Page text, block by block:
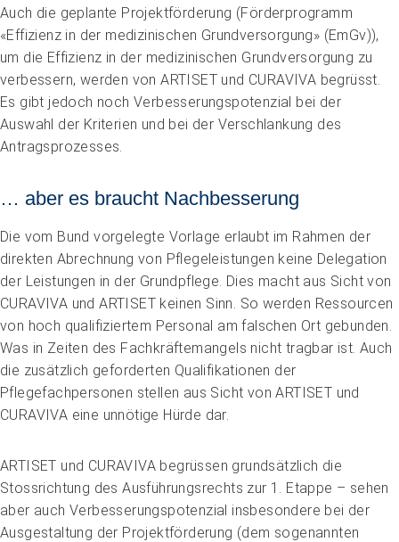
Impuls
Umgang mit verhaltensbezogenen und psychologischen
20.08.2026 online
Auch die geplante Projektförderung (Förderprogramm
«Effizienz in der medizinischen Grundversorgung» (EmGv)),
um die Effizienz in der medizinischen Grundversorgung zu
verbessern, werden von ARTISET und CURAVIVA begrüsst.
Es gibt jedoch noch Verbesserungspotenzial bei der
Auswahl der Kriterien und bei der Verschlankung des
Antragsprozesses.
… aber es braucht Nachbesserung
Die vom Bund vorgelegte Vorlage erlaubt im Rahmen der
direkten Abrechnung von Pflegeleistungen keine Delegation
der Leistungen in der Grundpflege. Dies macht aus Sicht von
CURAVIVA und ARTISET keinen Sinn. So werden Ressourcen
von hoch qualifiziertem Personal am falschen Ort gebunden.
Was in Zeiten des Fachkräftemangels nicht tragbar ist. Auch
die zusätzlich geforderten Qualifikationen der
Pflegefachpersonen stellen aus Sicht von ARTISET und
CURAVIVA eine unnötige Hürde dar.
ARTISET und CURAVIVA begrüssen grundsätzlich die
Stossrichtung des Ausführungsrechts zur 1. Etappe – sehen
aber auch Verbesserungspotenzial insbesondere bei der
Ausgestaltung der Projektförderung (dem sogenannten